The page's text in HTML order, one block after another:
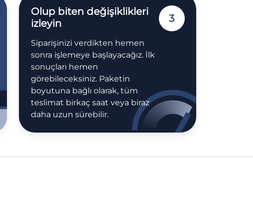
Olup biten değişiklikleri
izleyin
Siparişinizi verdikten hemen
sonra işlemeye başlayacağız. İlk
sonuçları hemen
görebileceksiniz. Paketin
boyutuna bağlı olarak, tüm
teslimat birkaç saat veya biraz
daha uzun sürebilir.
3